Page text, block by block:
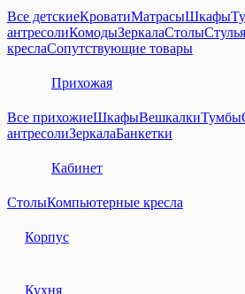
Все детскиеКроватиМатрасыШкафы
антресолиКомодыЗеркалаСтолыСтулья
креслаСопутствующие товары
Прихожая
Все прихожиеШкафыВешкалкиТумбы
антресолиЗеркалаБанкетки
Кабинет
СтолыКомпьютерные кресла
Корпус
Кухня